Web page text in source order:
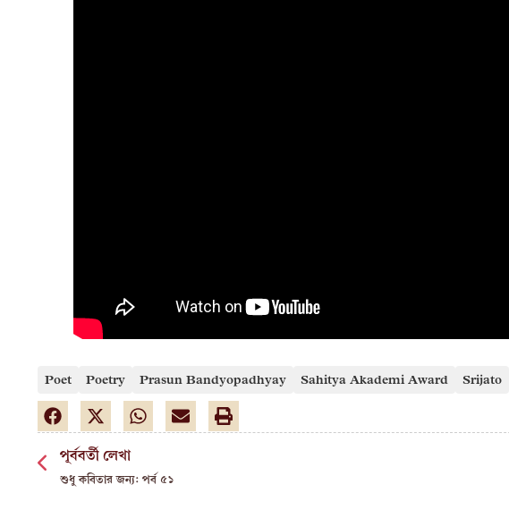
Poet Poetry Prasun Bandyopadhyay Sahitya Akademi Award Srijato
পূর্ববর্তী লেখা
শুধু কবিতার জন্য: পর্ব ৫১